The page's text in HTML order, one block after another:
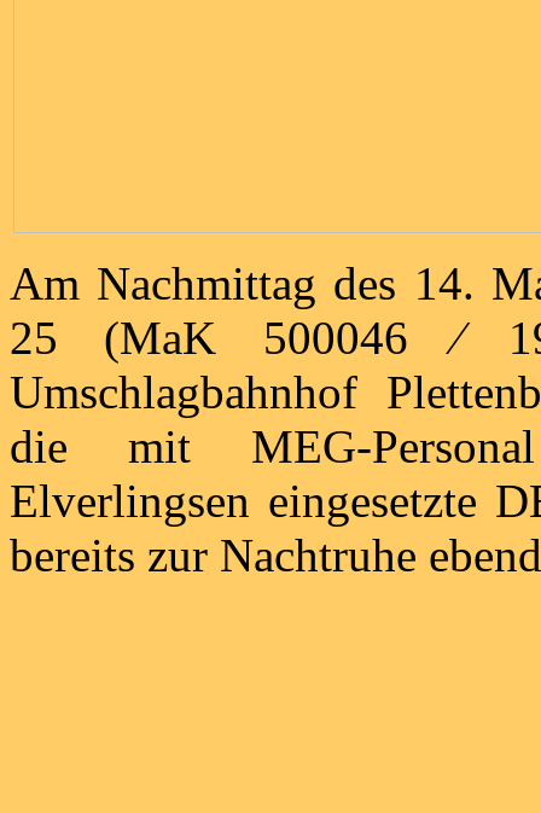
Am Nachmittag des 14.
25 (MaK 500046 ⁄
Umschlagbahnhof
die mit MEG-
Elverlingsen eingesetzte
bereits zur Nachtruhe